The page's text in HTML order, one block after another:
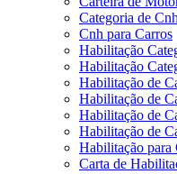
Categoria de
Cnh para Carros
Habilitação
Habilitação
Habilitação de
Habilitação de
Habilitação de
Habilitação de
Habilitação para
Carta de